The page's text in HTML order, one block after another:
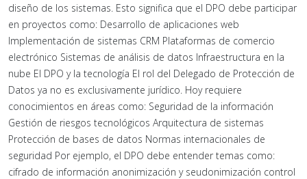
diseño de los sistemas. Esto significa que el DPO debe participar
en proyectos como: Desarrollo de aplicaciones web
Implementación de sistemas CRM Plataformas de comercio
electrónico Sistemas de análisis de datos Infraestructura en la
nube El DPO y la tecnología El rol del Delegado de Protección de
Datos ya no es exclusivamente jurídico. Hoy requiere
conocimientos en áreas como: Seguridad de la información
Gestión de riesgos tecnológicos Arquitectura de sistemas
Protección de bases de datos Normas internacionales de
seguridad Por ejemplo, el DPO debe entender temas como:
cifrado de información anonimización y seudonimización control